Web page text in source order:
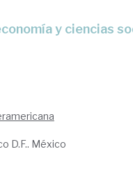
y ciencias
D.F.. México